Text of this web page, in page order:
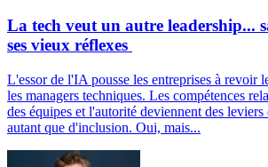
La tech veut un autre leadership...
ses vieux réflexes
L'essor de l'IA pousse les entreprises à revoir
les managers techniques. Les compétences
des équipes et l'autorité deviennent des
autant que d'inclusion. Oui, mais...